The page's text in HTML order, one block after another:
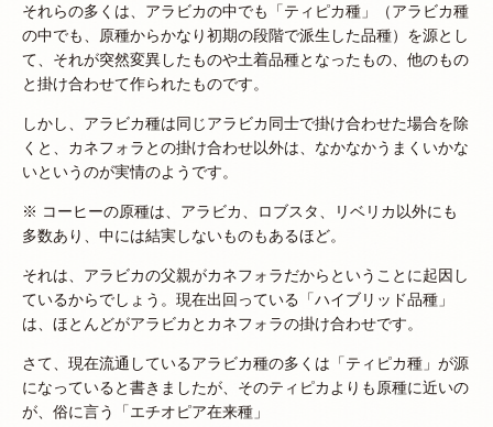
それらの多くは、アラビカの中でも「ティピカ種」（アラビカ種
の中でも、原種からかなり初期の段階で派生した品種）を源とし
て、それが突然変異したものや土着品種となったもの、他のもの
と掛け合わせて作られたものです。
しかし、アラビカ種は同じアラビカ同士で掛け合わせた場合を除
くと、カネフォラとの掛け合わせ以外は、なかなかうまくいかな
いというのが実情のようです。
※ コーヒーの原種は、アラビカ、ロブスタ、リベリカ以外にも
多数あり、中には結実しないものもあるほど。
それは、アラビカの父親がカネフォラだからということに起因し
ているからでしょう。現在出回っている「ハイブリッド品種」
は、ほとんどがアラビカとカネフォラの掛け合わせです。
さて、現在流通しているアラビカ種の多くは「ティピカ種」が源
になっていると書きましたが、そのティピカよりも原種に近いの
が、俗に言う「エチオピア在来種」